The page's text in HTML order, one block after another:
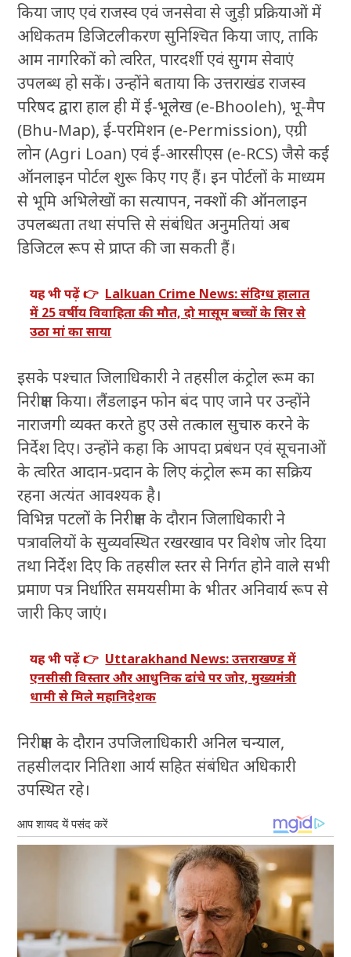
किया जाए एवं राजस्व एवं जनसेवा से जुड़ी प्रक्रियाओं में
अधिकतम डिजिटलीकरण सुनिश्चित किया जाए, ताकि
आम नागरिकों को त्वरित, पारदर्शी एवं सुगम सेवाएं
उपलब्ध हो सकें। उन्होंने बताया कि उत्तराखंड राजस्व
परिषद द्वारा हाल ही में ई-भूलेख (e-Bhooleh), भू-मैप
(Bhu-Map), ई-परमिशन (e-Permission), एग्री
लोन (Agri Loan) एवं ई-आरसीएस (e-RCS) जैसे कई
ऑनलाइन पोर्टल शुरू किए गए हैं। इन पोर्टलों के माध्यम
से भूमि अभिलेखों का सत्यापन, नक्शों की ऑनलाइन
उपलब्धता तथा संपत्ति से संबंधित अनुमतियां अब
डिजिटल रूप से प्राप्त की जा सकती हैं।
यह भी पढ़ें 👉 Lalkuan Crime News: संदिग्ध हालात
में 25 वर्षीय विवाहिता की मौत, दो मासूम बच्चों के सिर से
उठा मां का साया
इसके पश्चात जिलाधिकारी ने तहसील कंट्रोल रूम का
निरीक्षण किया। लैंडलाइन फोन बंद पाए जाने पर उन्होंने
नाराजगी व्यक्त करते हुए उसे तत्काल सुचारु करने के
निर्देश दिए। उन्होंने कहा कि आपदा प्रबंधन एवं सूचनाओं
के त्वरित आदान-प्रदान के लिए कंट्रोल रूम का सक्रिय
रहना अत्यंत आवश्यक है।
विभिन्न पटलों के निरीक्षण के दौरान जिलाधिकारी ने
पत्रावलियों के सुव्यवस्थित रखरखाव पर विशेष जोर दिया
तथा निर्देश दिए कि तहसील स्तर से निर्गत होने वाले सभी
प्रमाण पत्र निर्धारित समयसीमा के भीतर अनिवार्य रूप से
जारी किए जाएं।
यह भी पढ़ें 👉 Uttarakhand News: उत्तराखण्ड में
एनसीसी विस्तार और आधुनिक ढांचे पर जोर, मुख्यमंत्री
धामी से मिले महानिदेशक
निरीक्षण के दौरान उपजिलाधिकारी अनिल चन्याल,
तहसीलदार नितिशा आर्य सहित संबंधित अधिकारी
उपस्थित रहे।